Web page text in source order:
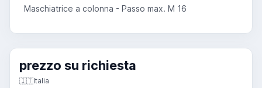
Maschiatrice a colonna - Passo max. M 16
prezzo su richiesta
🇮🇹Italia